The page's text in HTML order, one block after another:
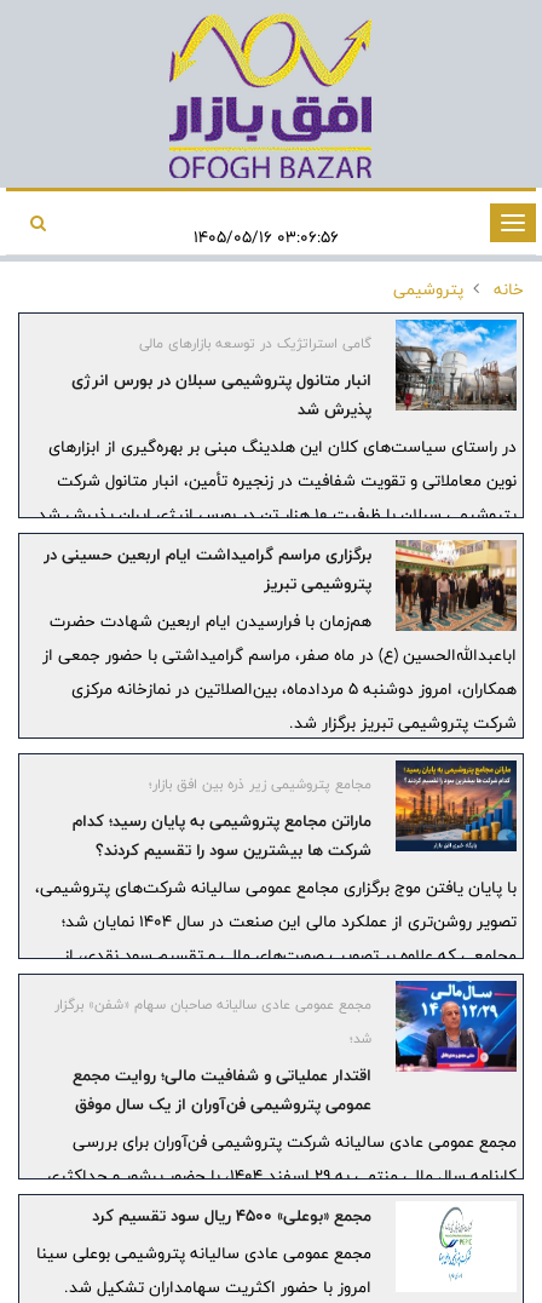
تغییر
وضعیت
ناوبری
۰۳:۰۶:۵۶ ۱۴۰۵/۰۵/۱۶
خانه
پتروشیمی
گامی استراتژیک در توسعه بازارهای مالی
انبار متانول پتروشیمی سبلان در بورس انرژی
پذیرش شد
در راستای سیاست‌های کلان این هلدینگ مبنی بر بهره‌گیری از ابزارهای
نوین معاملاتی و تقویت شفافیت در زنجیره تأمین، انبار متانول شرکت
پتروشیمی سبلان با ظرفیت ۱۰ هزار تن در بورس انرژی ایران پذیرش شد.
برگزاری مراسم گرامیداشت ایام اربعین حسینی در
پتروشیمی تبریز
هم‌زمان با فرارسیدن ایام اربعین شهادت حضرت
اباعبدالله‌الحسین (ع) در ماه صفر، مراسم گرامیداشتی با حضور جمعی از
همکاران، امروز دوشنبه ۵ مردادماه، بین‌الصلاتین در نمازخانه مرکزی
شرکت پتروشیمی تبریز برگزار شد.
مجامع پتروشیمی زیر ذره بین افق بازار؛
ماراتن مجامع پتروشیمی به پایان رسید؛ کدام
شرکت ها بیشترین سود را تقسیم کردند؟
با پایان یافتن موج برگزاری مجامع عمومی سالیانه شرکت‌های پتروشیمی،
تصویر روشن‌تری از عملکرد مالی این صنعت در سال ۱۴۰۴ نمایان شد؛
مجامعی که علاوه بر تصویب صورت‌های مالی و تقسیم سود نقدی، از
تداوم سرمایه‌گذاری‌های توسعه‌ای، برنامه‌های افزایش ظرفیت تولید و
راهبردهای عبور از چالش‌های انرژی و بازارهای صادراتی پرده برداشتند.
مجمع عمومی عادی سالیانه صاحبان سهام «شفن» برگزار
شد؛
اقتدار عملیاتی و شفافیت مالی؛ روایت مجمع
عمومی پتروشیمی فن‌آوران از یک سال موفق
مجمع عمومی عادی سالیانه شرکت پتروشیمی فن‌آوران برای بررسی
کارنامه سال مالی منتهی به ۲۹ اسفند ۱۴۰۴، با حضور پرشور و حداکثری
۸۵/۹۱ درصدی سهامداران برگزار شد. این نشست که با رویکردی
تبیین‌گرانه نسبت به راهبردهای مدیریت بحران و پایداری در مسیر توسعه
تشکیل گردید، روایتگر عبور موفقیت‌آمیز مجموعه از چالش‌های محیطی و
مجمع «بوعلی» 4500 ریال سود تقسیم کرد
مجمع عمومی عادی سالیانه پتروشیمی بوعلی سینا
امروز با حضور اکثریت سهامداران تشکیل شد.